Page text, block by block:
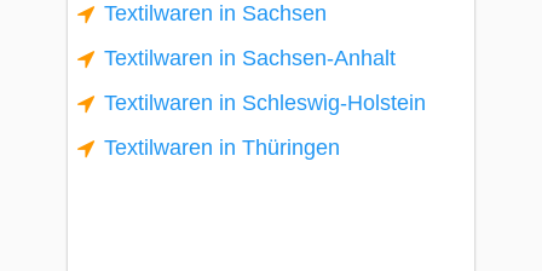
Textilwaren in Sachsen
Textilwaren in Sachsen-Anhalt
Textilwaren in Schleswig-Holstein
Textilwaren in Thüringen